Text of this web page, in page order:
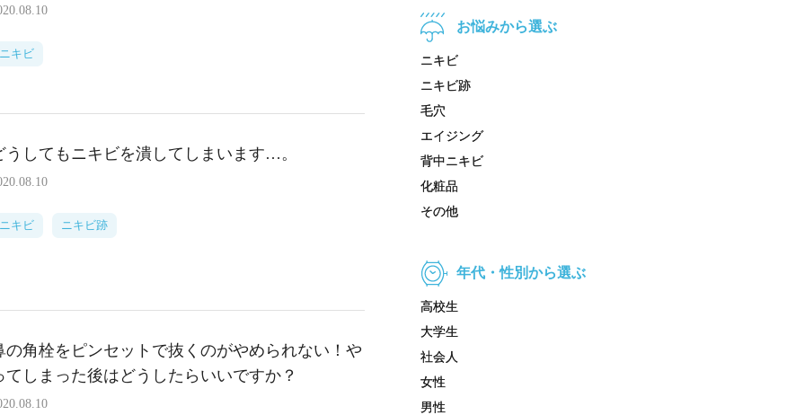
お悩みから選ぶ
ニキビ
ニキビ跡
毛穴
エイジング
背中ニキビ
化粧品
その他
年代・性別から選ぶ
高校生
大学生
社会人
女性
男性
ニキビ
うしてもニキビを潰してしまいます…。
ニキビ ニキビ跡
の角栓をピンセットで抜くのがやめられない！や
てしまった後はどうしたらいいですか？